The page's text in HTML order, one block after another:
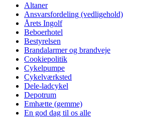
Altaner
Ansvarsfordeling (vedligehold)
Årets Ingolf
Beboerhotel
Bestyrelsen
Brandalarmer og brandveje
Cookiepolitik
Cykelpumpe
Cykelværksted
Dele-ladcykel
Depotrum
Emhætte (gemme)
En god dag til os alle